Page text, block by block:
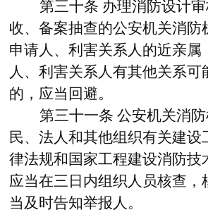
第三十条 办理消防设计
收、备案抽查的公安机关消防
申请人、利害关系人的近亲属
人、利害关系人有其他关系可
的，应当回避。
第三十一条 公安机关消
民、法人和其他组织有关建设
律法规和国家工程建设消防技
应当在三日内组织人员核查，
当及时告知举报人。